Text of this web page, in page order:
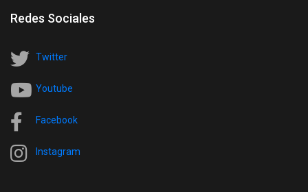
Redes Sociales
Twitter
Youtube
Facebook
Instagram